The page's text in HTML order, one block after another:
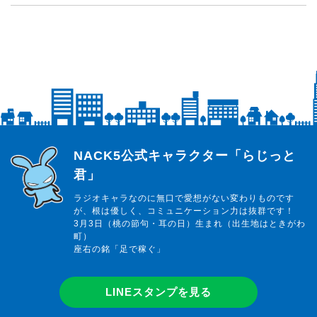
らじっと君
NACK5公式キャラクター「らじっと
君」
ラジオキャラなのに無口で愛想がない変わりものです
が、根は優しく、コミュニケーション力は抜群です！
3月3日（桃の節句・耳の日）生まれ（出生地はときがわ
町）
座右の銘「足で稼ぐ」
LINEスタンプを見る